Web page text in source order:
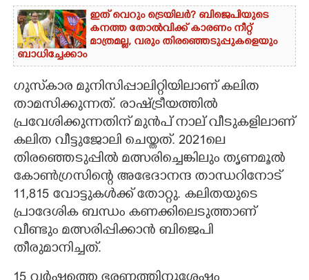
ഇത് വെറും ട്രെയിലർ? ബിജെപിയുടെ
കനത്ത തോൽവിക്ക് കാരണം നീറ്റ്
മാത്രമല്ല, വരും തിരഞ്ഞെടുപ്പുകളെയും
ബാധിച്ചേക്കാം
ഗുസ്‌കാര മുനിസിപ്പാലിറ്റിയിലാണ് കലിത
താമസിക്കുന്നത്. രാഷ്ട്രീയത്തിൽ
പ്രവേശിക്കുന്നതിന് മുൻപ് നാല് വീടുകളിലാണ്
കലിത വീട്ടുജോലി ചെയ്തത്. 2021ലെ
തിരഞ്ഞെടുപ്പിൽ മത്സരിച്ചെങ്കിലും തൃണമൂൽ
കോൺഗ്രസിന്റെ അഭേദാനന്ദ താന്ധറിനോട്
11,815 വോട്ടുകൾക്ക് തോറ്റു. കലിതയുടെ
പ്രാദേശിക ബന്ധം കണക്കിലെടുത്താണ്
വീണ്ടും മത്സരിപ്പിക്കാൻ ബിജെപി
തീരുമാനിച്ചത്.